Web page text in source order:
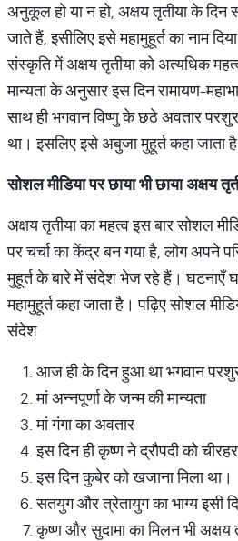
अनुकूल हो या न हो, अक्षय तृतीया के दिन
जाते हैं, इसीलिए इसे महामुहूर्त का नाम
संस्कृति में अक्षय तृतीया को अत्यधिक
मान्यता के अनुसार इस दिन रामायण-
साथ ही भगवान विष्णु के छठे अवतार
था। इसलिए इसे अबुजा मुहूर्त कहा जाता
सोशलमीडियापरछायाभीछायाअक्षय
अक्षय तृतीया का महत्व इस बार सोशल
पर चर्चा का केंद्र बन गया है, लोग अपने
मुहूर्त के बारे में संदेश भेज रहे हैं। घटनाएँ
महामुहूर्त कहा जाता है। पढ़िए सोशल
संदेश
आज ही के दिन हुआ था भगवान
मां अन्नपूर्णा के जन्म की मान्यता
मां गंगा का अवतार
इस दिन ही कृष्ण ने द्रौपदी को
इस दिन कुबेर को खजाना मिला था।
सतयुग और त्रेतायुग का भाग्य इसी
कृष्ण और सुदामा का मिलन भी अक्षय